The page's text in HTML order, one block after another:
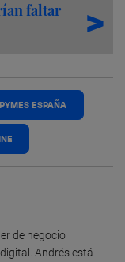
faltar
PYMES ESPAÑA
de negocio
Andrés está